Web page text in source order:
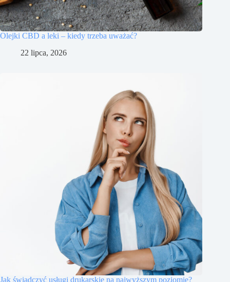
Olejki CBD a leki – kiedy trzeba uważać?
22 lipca, 2026
Jak świadczyć usługi drukarskie na najwyższym poziomie?